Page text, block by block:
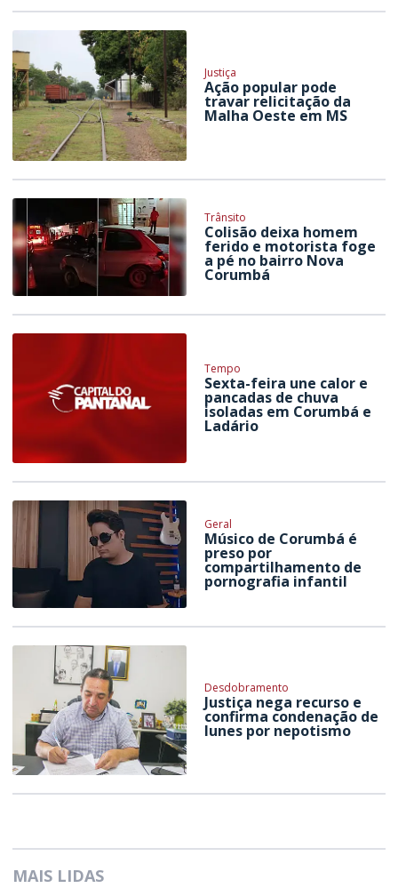
Justiça
Ação popular pode
travar relicitação da
Malha Oeste em MS
Trânsito
Colisão deixa homem
ferido e motorista foge
a pé no bairro Nova
Corumbá
Tempo
Sexta-feira une calor e
pancadas de chuva
isoladas em Corumbá e
Ladário
Geral
Músico de Corumbá é
preso por
compartilhamento de
pornografia infantil
Desdobramento
Justiça nega recurso e
confirma condenação de
Iunes por nepotismo
MAIS LIDAS